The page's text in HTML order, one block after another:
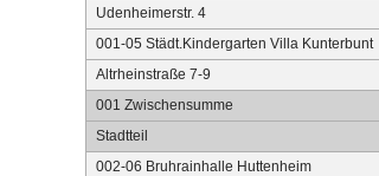
Udenheimerstr. 4
001-05 Städt.Kindergarten Villa Kunterbunt
Altrheinstraße 7-9
001 Zwischensumme
Stadtteil
002-06 Bruhrainhalle Huttenheim